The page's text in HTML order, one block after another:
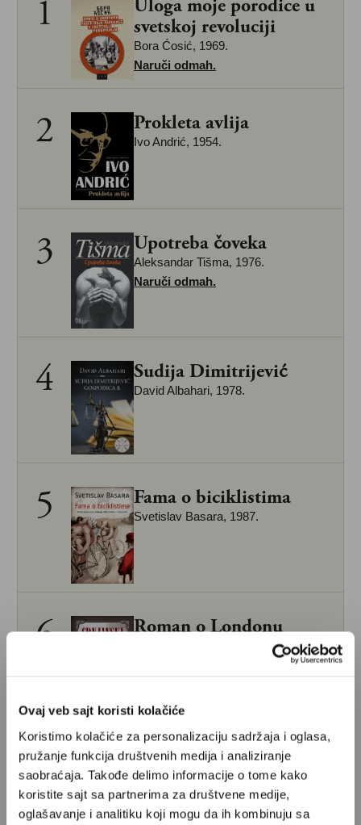
Ovaj veb sajt koristi kolačiće
Koristimo kolačiće za personalizaciju sadržaja i oglasa,
pružanje funkcija društvenih medija i analiziranje
saobraćaja. Takođe delimo informacije o tome kako
koristite sajt sa partnerima za društvene medije,
oglašavanje i analitiku koji mogu da ih kombinuju sa
1
Uloga moje porodice u
svetskoj revoluciji
Bora Ćosić, 1969.
Naruči odmah.
2 Prokleta avlija
Ivo Andrić, 1954.
3 Upotreba čoveka
Aleksandar Tišma, 1976.
Naruči odmah.
4 Sudija Dimitrijević
David Albahari, 1978.
5 Fama o biciklistima
Svetislav Basara, 1987.
6 Roman o Londonu
7
Grobnica za Borisa
Davidoviča
Danilo Kiš, 1976.